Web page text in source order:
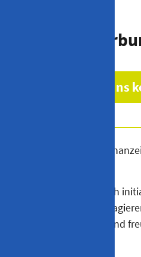
Warum Sie zu uns
Sie finden keine
Bewerben Sie sich doch
Wir sind immer an
Kollegen interessiert und